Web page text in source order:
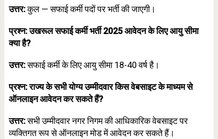
उत्तर:कुल — सफाई कर्मी पदों पर भर्ती की जाएगी।
प्रश्न: उखरूल सफाई कर्मी भर्ती 2025 आवेदन के लिए आयु सीमा
क्या है?
उत्तर:सफाई कर्मी के लिए आयु सीमा 18-40 वर्ष है।
प्रश्न: राज्य के सभी योग्य उम्मीदवार किस वेबसाइट के माध्यम से
ऑनलाइन आवेदन कर सकते हैं?
उत्तर:सभी उम्मीदवार नगर निगम की आधिकारिक वेबसाइट पर
व्यक्तिगत रूप से ऑनलाइन मोड में आवेदन कर सकते हैं।